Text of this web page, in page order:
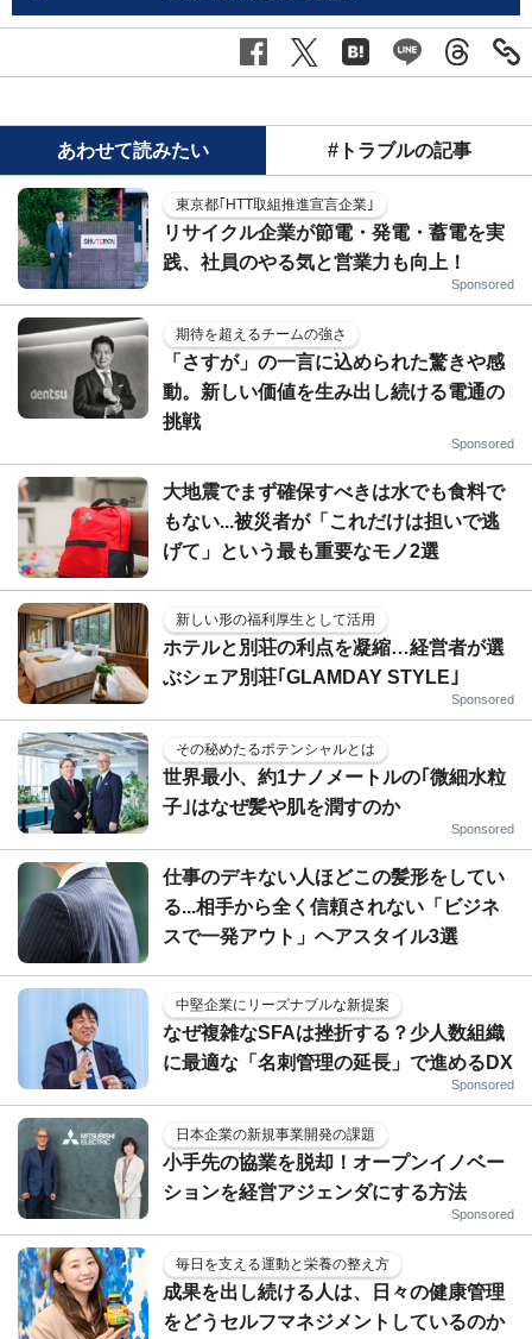
あわせて読みたい #トラブルの記事
東京都｢HTT取組推進宣言企業｣
リサイクル企業が節電・発電・蓄電を実
践、社員のやる気と営業力も向上！
Sponsored
期待を超えるチームの強さ
「さすが」の一言に込められた驚きや感
動。新しい価値を生み出し続ける電通の
挑戦
Sponsored
大地震でまず確保すべきは水でも食料で
もない...被災者が「これだけは担いで逃
げて」という最も重要なモノ2選
新しい形の福利厚生として活用
ホテルと別荘の利点を凝縮…経営者が選
ぶシェア別荘｢GLAMDAY STYLE｣
Sponsored
その秘めたるポテンシャルとは
世界最小、約1ナノメートルの｢微細水粒
子｣はなぜ髪や肌を潤すのか
Sponsored
仕事のデキない人ほどこの髪形をしてい
る...相手から全く信頼されない「ビジネ
スで一発アウト」ヘアスタイル3選
中堅企業にリーズナブルな新提案
なぜ複雑なSFAは挫折する？少人数組織
に最適な「名刺管理の延長」で進めるDX
Sponsored
日本企業の新規事業開発の課題
小手先の協業を脱却！オープンイノベー
ションを経営アジェンダにする方法
Sponsored
毎日を支える運動と栄養の整え方
成果を出し続ける人は、日々の健康管理
をどうセルフマネジメントしているのか